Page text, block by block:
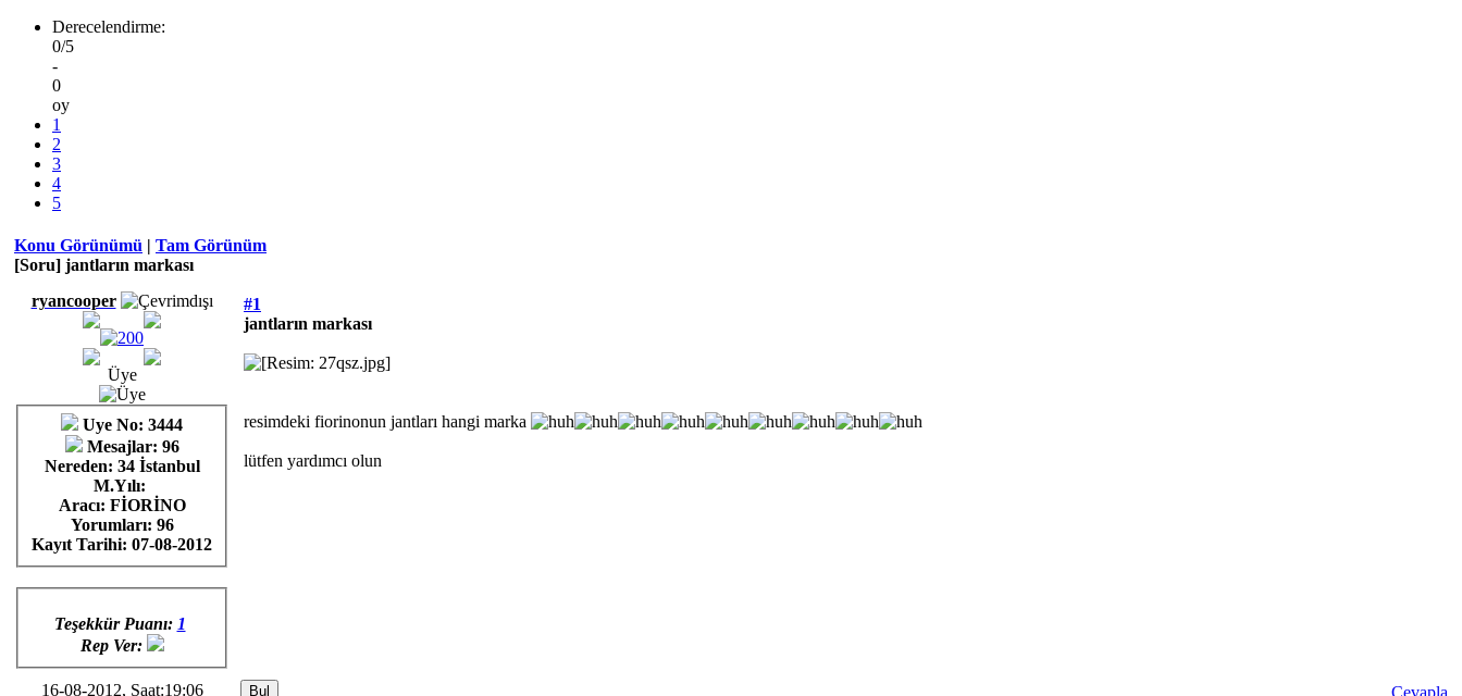
Derecelendirme:
0/5
-
0
oy
1
2
3
4
5
Konu Görünümü | Tam Görünüm
[Soru] jantların markası
ryancooper
Üye
Uye No: 3444
Mesajlar: 96
Nereden: 34 İstanbul
M.Yılı:
Aracı: FİORİNO
Yorumları: 96
Kayıt Tarihi: 07-08-2012
Teşekkür Puanı: 1
Rep Ver:
#1
jantların markası
resimdeki fiorinonun jantları hangi marka
lütfen yardımcı olun
16-08-2012, Saat:19:06 Cevapla